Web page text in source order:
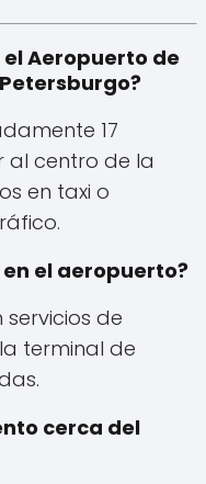
Aeropuerto de
17
al centro de la
en taxi o
el aeropuerto?
de
terminal de
cerca del